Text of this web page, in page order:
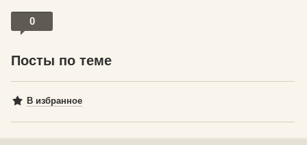
0
Посты по теме
В избранное